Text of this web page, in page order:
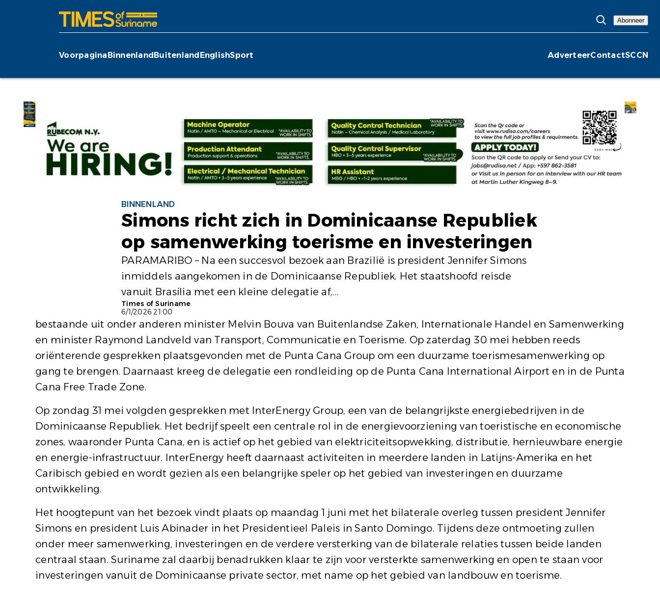
Abonneer
VoorpaginaBinnenlandBuitenlandEnglishSport AdverteerContactSCCN
BINNENLAND
Simons richt zich in Dominicaanse Republiek
op samenwerking toerisme en investeringen
PARAMARIBO – Na een succesvol bezoek aan Brazilië is president Jennifer Simons
inmiddels aangekomen in de Dominicaanse Republiek. Het staatshoofd reisde
vanuit Brasília met een kleine delegatie af,...
Times of Suriname
6/1/2026 21:00
bestaande uit onder anderen minister Melvin Bouva van Buitenlandse Zaken, Internationale Handel en Samenwerking
en minister Raymond Landveld van Transport, Communicatie en Toerisme. Op zaterdag 30 mei hebben reeds
oriënterende gesprekken plaatsgevonden met de Punta Cana Group om een duurzame toerismesamenwerking op
gang te brengen. Daarnaast kreeg de delegatie een rondleiding op de Punta Cana International Airport en in de Punta
Cana Free Trade Zone.
Op zondag 31 mei volgden gesprekken met InterEnergy Group, een van de belangrijkste energiebedrijven in de
Dominicaanse Republiek. Het bedrijf speelt een centrale rol in de energievoorziening van toeristische en economische
zones, waaronder Punta Cana, en is actief op het gebied van elektriciteitsopwekking, distributie, hernieuwbare energie
en energie-infrastructuur. InterEnergy heeft daarnaast activiteiten in meerdere landen in Latijns-Amerika en het
Caribisch gebied en wordt gezien als een belangrijke speler op het gebied van investeringen en duurzame
ontwikkeling.
Het hoogtepunt van het bezoek vindt plaats op maandag 1 juni met het bilaterale overleg tussen president Jennifer
Simons en president Luis Abinader in het Presidentieel Paleis in Santo Domingo. Tijdens deze ontmoeting zullen
onder meer samenwerking, investeringen en de verdere versterking van de bilaterale relaties tussen beide landen
centraal staan. Suriname zal daarbij benadrukken klaar te zijn voor versterkte samenwerking en open te staan voor
investeringen vanuit de Dominicaanse private sector, met name op het gebied van landbouw en toerisme.